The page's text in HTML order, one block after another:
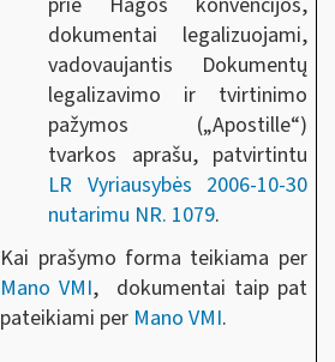
dokumentai legalizuojami,
vadovaujantis Dokumentų
legalizavimo ir tvirtinimo
pažymos („Apostille“)
tvarkos aprašu, patvirtintu
LR Vyriausybės 2006-10-30
nutarimu NR. 1079.
Kai prašymo forma teikiama per
Mano VMI, dokumentai taip pat
pateikiami per Mano VMI.